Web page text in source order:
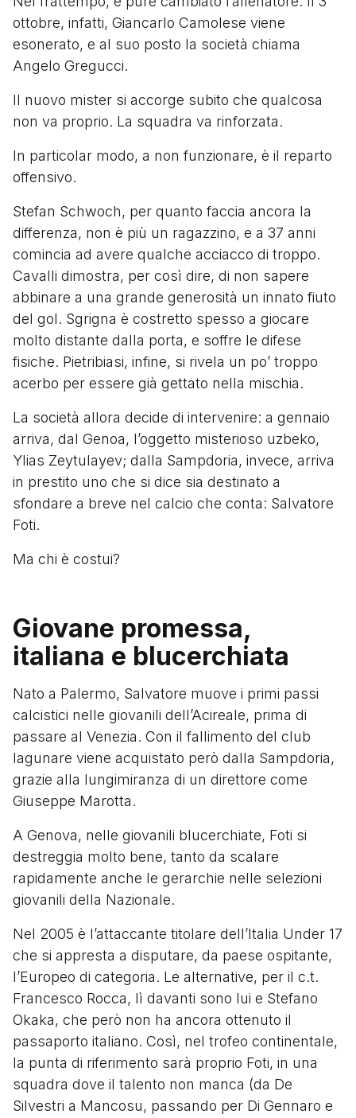
ottobre, infatti, Giancarlo Camolese viene
esonerato, e al suo posto la società chiama
Angelo Gregucci.
Il nuovo mister si accorge subito che qualcosa
non va proprio. La squadra va rinforzata.
In particolar modo, a non funzionare, è il reparto
offensivo.
Stefan Schwoch, per quanto faccia ancora la
differenza, non è più un ragazzino, e a 37 anni
comincia ad avere qualche acciacco di troppo.
Cavalli dimostra, per così dire, di non sapere
abbinare a una grande generosità un innato fiuto
del gol. Sgrigna è costretto spesso a giocare
molto distante dalla porta, e soffre le difese
fisiche. Pietribiasi, infine, si rivela un po’ troppo
acerbo per essere già gettato nella mischia.
La società allora decide di intervenire: a gennaio
arriva, dal Genoa, l’oggetto misterioso uzbeko,
Ylias Zeytulayev; dalla Sampdoria, invece, arriva
in prestito uno che si dice sia destinato a
sfondare a breve nel calcio che conta: Salvatore
Foti.
Ma chi è costui?
Giovane promessa,
italiana e blucerchiata
Nato a Palermo, Salvatore muove i primi passi
calcistici nelle giovanili dell’Acireale, prima di
passare al Venezia. Con il fallimento del club
lagunare viene acquistato però dalla Sampdoria,
grazie alla lungimiranza di un direttore come
Giuseppe Marotta.
A Genova, nelle giovanili blucerchiate, Foti si
destreggia molto bene, tanto da scalare
rapidamente anche le gerarchie nelle selezioni
giovanili della Nazionale.
Nel 2005 è l’attaccante titolare dell’Italia Under 17
che si appresta a disputare, da paese ospitante,
l’Europeo di categoria. Le alternative, per il c.t.
Francesco Rocca, lì davanti sono lui e Stefano
Okaka, che però non ha ancora ottenuto il
passaporto italiano. Così, nel trofeo continentale,
la punta di riferimento sarà proprio Foti, in una
squadra dove il talento non manca (da De
Silvestri a Mancosu, passando per Di Gennaro e